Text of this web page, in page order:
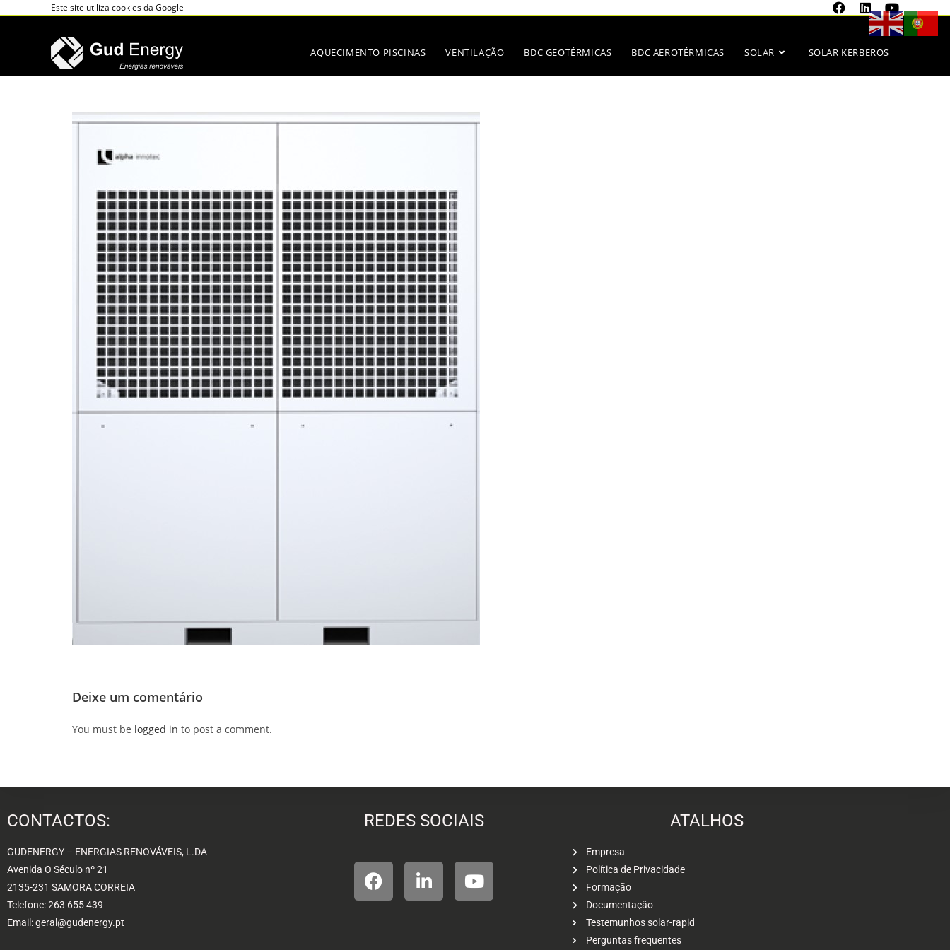
Este site utiliza cookies da Google
AQUECIMENTO PISCINAS VENTILAÇÃO BDC GEOTÉRMICAS BDC AEROTÉRMICAS SOLAR SOLAR KERBEROS
Deixe um comentário
You must be logged in to post a comment.
CONTACTOS:
GUDENERGY – ENERGIAS RENOVÁVEIS, L.DA
Avenida O Século nº 21
2135-231 SAMORA CORREIA
Telefone: 263 655 439
Email: geral@gudenergy.pt
REDES SOCIAIS ATALHOS
Empresa
Política de Privacidade
Formação
Documentação
Testemunhos solar-rapid
Perguntas frequentes